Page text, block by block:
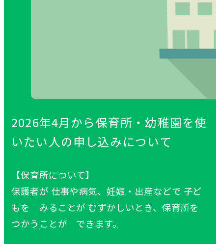
2026年4月 から保育所 ・幼稚園を使
いたい人の申 し込みについて
【保育所について】
保護者が 仕事や病気、妊娠 ・ 出産などで 子ど
もを みることが むずかしいとき、 保育所を
つかうことが できます。